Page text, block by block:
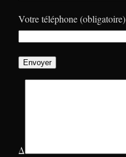
Votre téléphone (obligatoire)
Δ